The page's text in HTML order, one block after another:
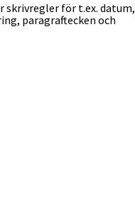
skrivregler för t.ex. datum,
paragraftecken och